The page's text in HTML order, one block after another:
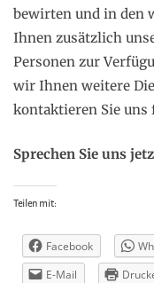
bewirten und in den
Ihnen zusätzlich
Personen zur
wir Ihnen weitere
kontaktieren Sie
Sprechen Sie uns
Teilen mit:
Facebook
E-Mail